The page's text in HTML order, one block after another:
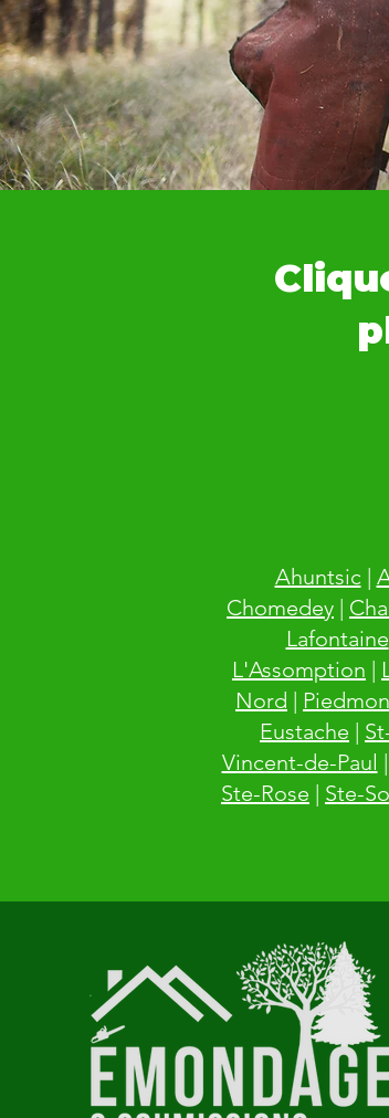
Ahuntsic|
Chomedey |
Lafontaine
L'Assomption |
Nord |
Eustache |
Vincent-de-Paul |
Ste-Rose | Ste-